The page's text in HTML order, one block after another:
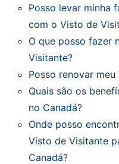
Posso levar minha
com o Visto de
O que posso fazer
Visitante?
Posso renovar
Quais são os
no Canadá?
Onde posso
Visto de Visitante
Canadá?